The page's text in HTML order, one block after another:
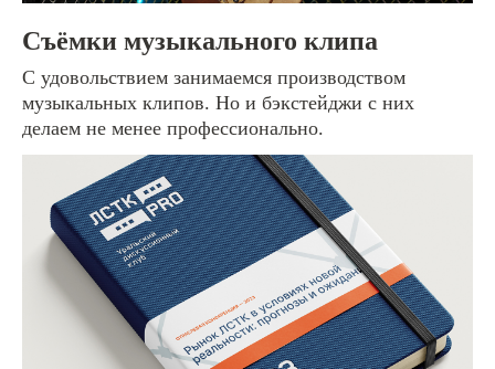
Съёмки музыкального клипа
С удовольствием занимаемся производством
музыкальных клипов. Но и бэкстейджи с них
делаем не менее профессионально.